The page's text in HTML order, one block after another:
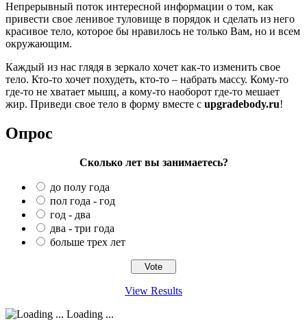
Непрерывный поток интересной информации о том, как
привести свое ленивое туловище в порядок и сделать из него
красивое тело, которое бы нравилось не только Вам, но и всем
окружающим.
Каждый из нас глядя в зеркало хочет как-то изменить свое
тело. Кто-то хочет похудеть, кто-то – набрать массу. Кому-то
где-то не хватает мышц, а кому-то наоборот где-то мешает
жир. Приведи свое тело в форму вместе с upgradebody.ru!
Опрос
Сколько лет вы занимаетесь?
до полу года
пол года - год
год - два
два - три года
больше трех лет
View Results
Loading ...